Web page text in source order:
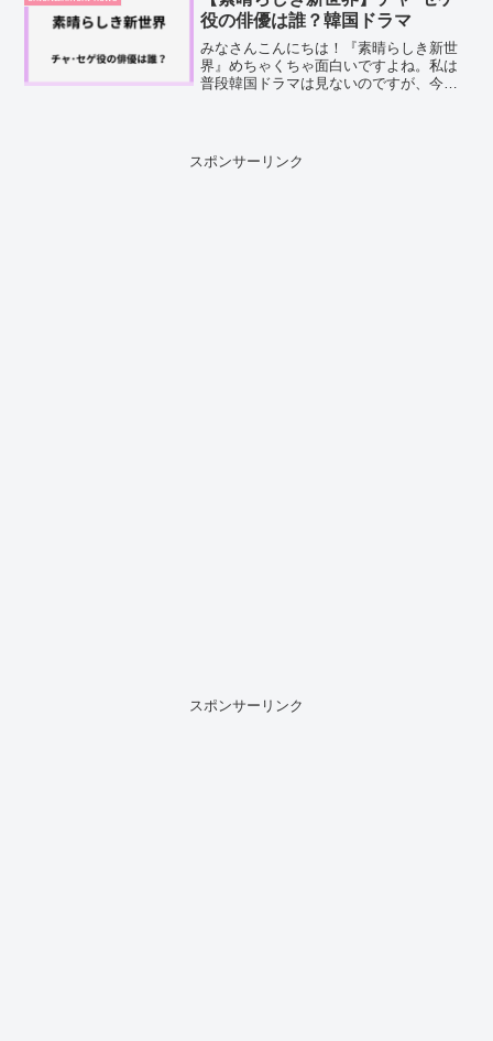
歴が気...
役の俳優は誰？韓国ドラマ
みなさんこんにちは！『素晴らしき新世
界』めちゃくちゃ面白いですよね。私は
普段韓国ドラマは見ないのですが、今、
がら、次第に表情が...
スポンサーリンク
スポンサーリンク